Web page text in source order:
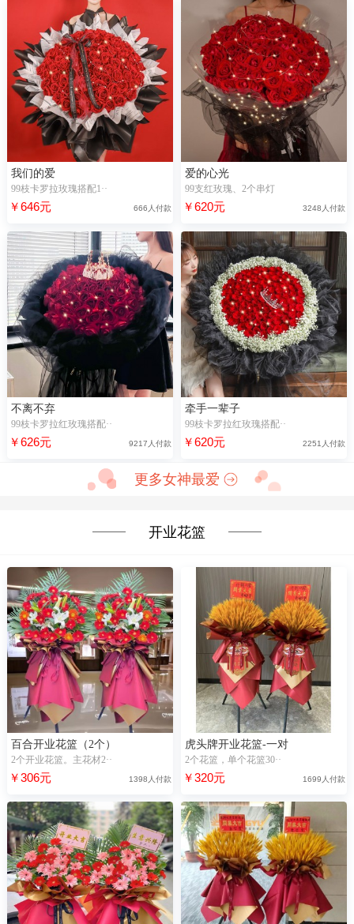
我们的爱
99枝卡罗拉玫瑰搭配1··
￥646元 666人付款
爱的心光
99支红玫瑰、2个串灯
￥620元 3248人付款
不离不弃
99枝卡罗拉红玫瑰搭配··
￥626元 9217人付款
牵手一辈子
99枝卡罗拉红玫瑰搭配··
￥620元 2251人付款
更多女神最爱
开业花篮
百合开业花篮（2个）
2个开业花篮。主花材2··
￥306元 1398人付款
虎头牌开业花篮-一对
2个花篮，单个花篮30··
￥320元 1699人付款